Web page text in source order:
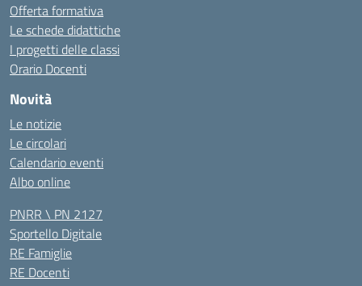
Offerta formativa
Le schede didattiche
I progetti delle classi
Orario Docenti
Novità
Le notizie
Le circolari
Calendario eventi
Albo online
PNRR \ PN 2127
Sportello Digitale
RE Famiglie
RE Docenti